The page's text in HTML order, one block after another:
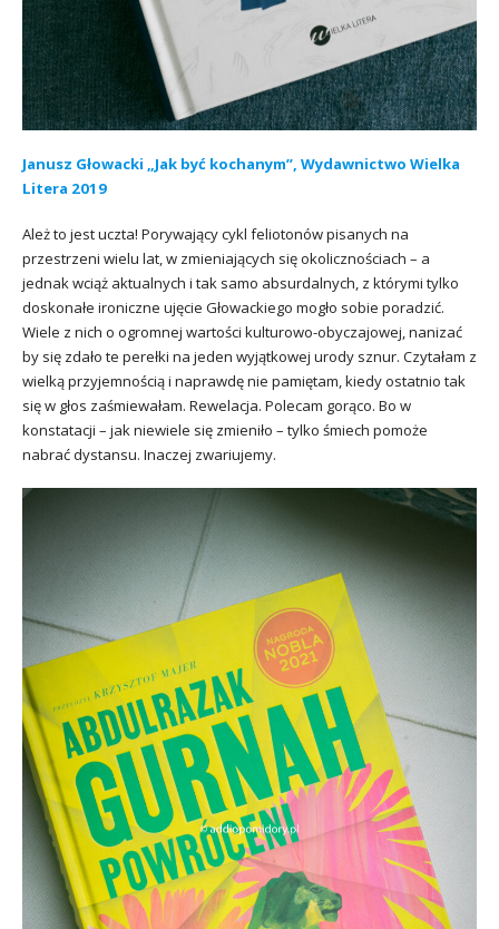
Janusz Głowacki „Jak być kochanym”, Wydawnictwo Wielka
Litera 2019
Ależ to jest uczta! Porywający cykl feliotonów pisanych na
przestrzeni wielu lat, w zmieniających się okolicznościach – a
jednak wciąż aktualnych i tak samo absurdalnych, z którymi tylko
doskonałe ironiczne ujęcie Głowackiego mogło sobie poradzić.
Wiele z nich o ogromnej wartości kulturowo-obyczajowej, nanizać
by się zdało te perełki na jeden wyjątkowej urody sznur. Czytałam z
wielką przyjemnością i naprawdę nie pamiętam, kiedy ostatnio tak
się w głos zaśmiewałam. Rewelacja. Polecam gorąco. Bo w
konstatacji – jak niewiele się zmieniło – tylko śmiech pomoże
nabrać dystansu. Inaczej zwariujemy.